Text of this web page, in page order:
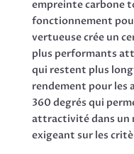
empreinte carbone
fonctionnement
vertueuse crée un
plus performants
qui restent plus
rendement pour les
360 degrés qui
attractivité dans un
exigeant sur les